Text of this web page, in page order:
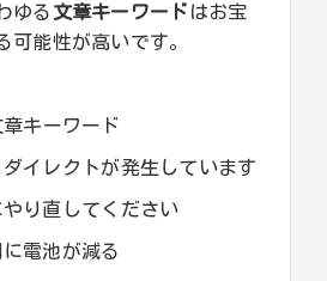
ゆる 文章キーワード はお宝
可能性が高いです。
キーワード
イレクトが発生しています
り直してください
電池が減る